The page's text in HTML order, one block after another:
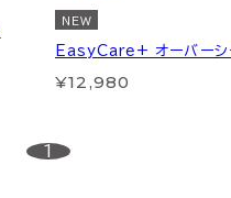
NEW
EasyCare+ オーバーシ
¥12,980
1